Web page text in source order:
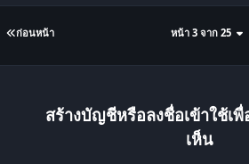
ก่อนหน้า หน้า 3 จาก 25
สร้างบัญชีหรือลงชื่อเข้าใช้เ
เห็น